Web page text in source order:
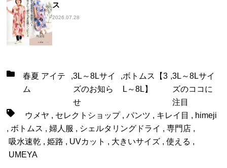
ス
2026.07.28
春夏 アイテ
ム
,3L～8Lサイ
ズのお知ら
せ
,ボトムス【3
L～8L】
,3L～8Lサイ
ズのココに
注目
ウメヤ , セレクトショップ , パンツ , キレイ目 , himeji
, ボトムス , 婦人服 , シェルタリングドライ , 専門店 ,
吸水速乾 , 姫路 , UVカット , 大きいサイズ , 使える ,
UMEYA